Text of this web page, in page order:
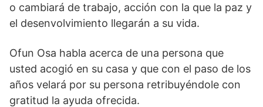
o cambiará de trabajo, acción con la que la paz y
el desenvolvimiento llegarán a su vida.
Ofun Osa habla acerca de una persona que
usted acogió en su casa y que con el paso de los
años velará por su persona retribuyéndole con
gratitud la ayuda ofrecida.